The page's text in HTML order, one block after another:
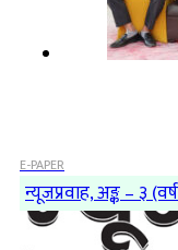
E-PAPER
न्यूजप्रवाह, अङ्क – ३